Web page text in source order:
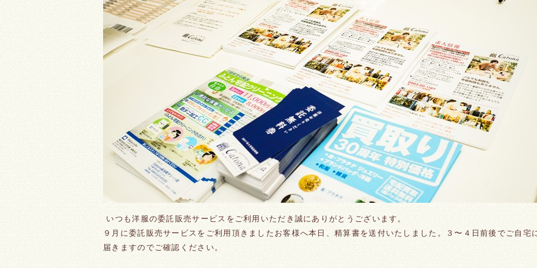
いつも洋服の委託販売サービスをご利用いただき誠にありがとうございます。
９月に委託販売サービスをご利用頂きましたお客様へ本日、精算書を送付いたしました。３〜４日前後でご自宅
届きますのでご確認ください。